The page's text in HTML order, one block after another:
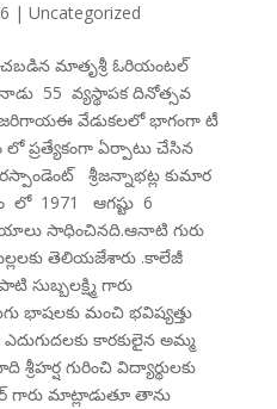
| Uncategorized
మాతృశ్రీ ఓరియంటల్
55 వ్యస్థాపక దినోత్సవ
జరిగాయఈ వేడుకలలో భాగంగా టీ
ప్రత్యేకంగా ఏర్పాటు చేసిన
శ్రీజన్నాభట్ల కుమార
లో 1971 ఆగష్టు 6
సాధించినది.ఆనాటి గురు
తెలియజేశారు .కాలేజీ
సుబ్బలక్ష్మి గారు
భాషలకు మంచి భవిష్యత్తు
కారకులైన అమ్మ
శ్రీహర్ష గురించి విద్యార్థులకు
గారు మాట్లాడుతూ తాను